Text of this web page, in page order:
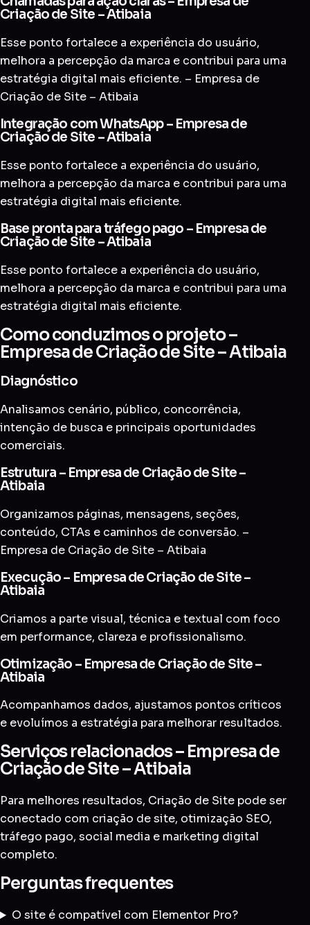
Criação de Site – Atibaia
Esse ponto fortalece a experiência do usuário,
melhora a percepção da marca e contribui para uma
estratégia digital mais eficiente. – Empresa de
Criação de Site – Atibaia
Integração com WhatsApp – Empresa de
Criação de Site – Atibaia
Esse ponto fortalece a experiência do usuário,
melhora a percepção da marca e contribui para uma
estratégia digital mais eficiente.
Base pronta para tráfego pago – Empresa de
Criação de Site – Atibaia
Esse ponto fortalece a experiência do usuário,
melhora a percepção da marca e contribui para uma
estratégia digital mais eficiente.
Como conduzimos o projeto –
Empresa de Criação de Site – Atibaia
Diagnóstico
Analisamos cenário, público, concorrência,
intenção de busca e principais oportunidades
comerciais.
Estrutura – Empresa de Criação de Site –
Atibaia
Organizamos páginas, mensagens, seções,
conteúdo, CTAs e caminhos de conversão. –
Empresa de Criação de Site – Atibaia
Execução – Empresa de Criação de Site –
Atibaia
Criamos a parte visual, técnica e textual com foco
em performance, clareza e profissionalismo.
Otimização – Empresa de Criação de Site –
Atibaia
Acompanhamos dados, ajustamos pontos críticos
e evoluímos a estratégia para melhorar resultados.
Serviços relacionados – Empresa de
Criação de Site – Atibaia
Para melhores resultados, Criação de Site pode ser
conectado com criação de site, otimização SEO,
tráfego pago, social media e marketing digital
completo.
Perguntas frequentes
O site é compatível com Elementor Pro?